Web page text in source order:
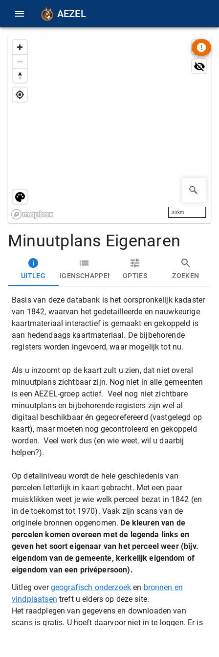
AEZEL
30km
Minuutplans Eigenaren
UITLEG EIGENSCHAPPEN OPTIES ZOEKEN
Basis van deze databank is het oorspronkelijk kadaster
van 1842, waarvan het gedetailleerde en nauwkeurige
kaartmateriaal interactief is gemaakt en gekoppeld is
aan hedendaags kaartmateriaal. De bijbehorende
registers worden ingevoerd, waar mogelijk tot nu.
Als u inzoomt op de kaart zult u zien, dat niet overal
minuutplans zichtbaar zijn. Nog niet in alle gemeenten
is een AEZEL-groep actief. Veel nog niet zichtbare
minuutplans en bijbehorende registers zijn wel al
digitaal beschikbaar én gegeorefereerd (vastgelegd op
kaart), maar moeten nog gecontroleerd en gekoppeld
worden. Veel werk dus (en wie weet, wil u daarbij
helpen?).
Op detailniveau wordt de hele geschiedenis van
percelen letterlijk in kaart gebracht. Met een paar
muisklikken weet je wie welk perceel bezat in 1842 (en
in de toekomst tot 1970). Vaak zijn scans van de
originele bronnen opgenomen. De kleuren van de
percelen komen overeen met de legenda links en
geven het soort eigenaar van het perceel weer (bijv.
eigendom van de gemeente, kerkelijk eigendom of
eigendom van een privépersoon).
Uitleg overgeografisch onderzoeken bronnen en
vindplaatsen treft u elders op deze site.
Het raadplegen van gegevens en downloaden van
scans is gratis. U hoeft daarvoor niet in te loggen. Er is